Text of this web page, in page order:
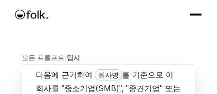
모든 프롬프트/탐사
다음에 근거하여 회사명 를 기준으로 이
회사를 "중소기업(SMB)", "중견기업" 또는